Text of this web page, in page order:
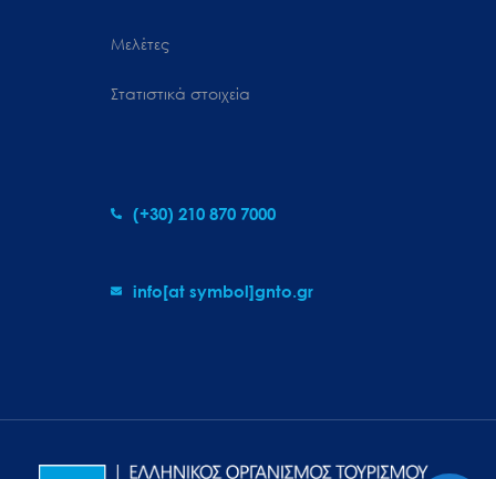
Μελέτες
Στατιστικά στοιχεία
(+30) 210 870 7000
info[at symbol]gnto.gr